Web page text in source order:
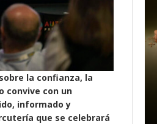
la confianza, la
convive con un
informado y
que se celebrará